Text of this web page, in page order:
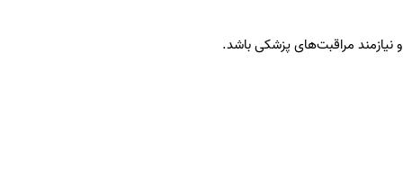
مراقبت‌های پزشکی باشد.